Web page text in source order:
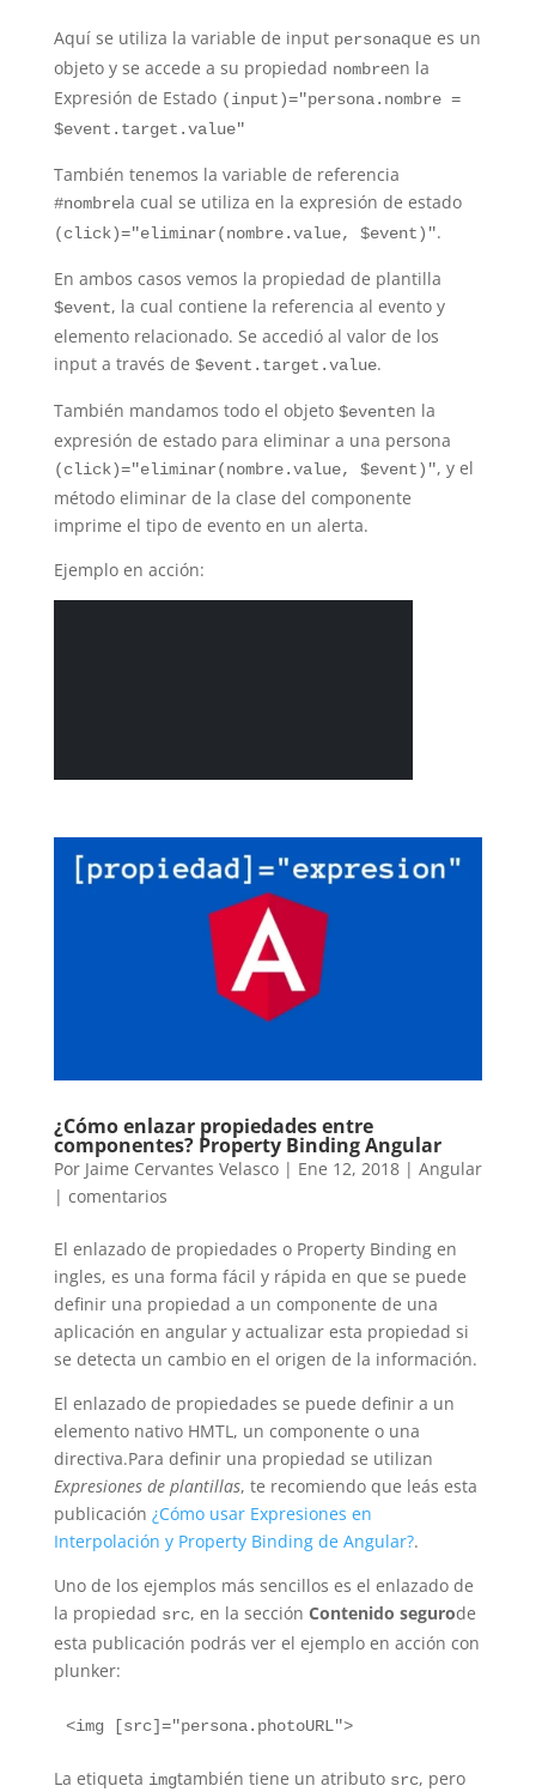
Aquí se utiliza la variable de input personaque es un
objeto y se accede a su propiedad nombreen la
Expresión de Estado (input)="persona.nombre =
$event.target.value"
También tenemos la variable de referencia
#nombrela cual se utiliza en la expresión de estado
(click)="eliminar(nombre.value, $event)".
En ambos casos vemos la propiedad de plantilla
$event, la cual contiene la referencia al evento y
elemento relacionado. Se accedió al valor de los
input a través de $event.target.value.
También mandamos todo el objeto $eventen la
expresión de estado para eliminar a una persona
(click)="eliminar(nombre.value, $event)", y el
método eliminar de la clase del componente
imprime el tipo de evento en un alerta.
Ejemplo en acción:
¿Cómo enlazar propiedades entre
componentes? Property Binding Angular
Por Jaime Cervantes Velasco| Ene 12, 2018| Angular
| comentarios
El enlazado de propiedades o Property Binding en
ingles, es una forma fácil y rápida en que se puede
definir una propiedad a un componente de una
aplicación en angular y actualizar esta propiedad si
se detecta un cambio en el origen de la información.
El enlazado de propiedades se puede definir a un
elemento nativo HMTL, un componente o una
directiva.Para definir una propiedad se utilizan
Expresiones de plantillas, te recomiendo que leás esta
publicación ¿Cómo usar Expresiones en
Interpolación y Property Binding de Angular?.
Uno de los ejemplos más sencillos es el enlazado de
la propiedad src, en la sección Contenido segurode
esta publicación podrás ver el ejemplo en acción con
plunker:
<img [src]="persona.photoURL">
La etiqueta imgtambién tiene un atributo src, pero